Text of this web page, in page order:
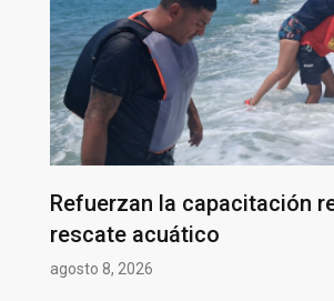
Refuerzan la capacitación
rescate acuático
agosto 8, 2026